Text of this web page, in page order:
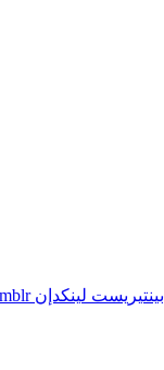
بينتيريست لينكدإن